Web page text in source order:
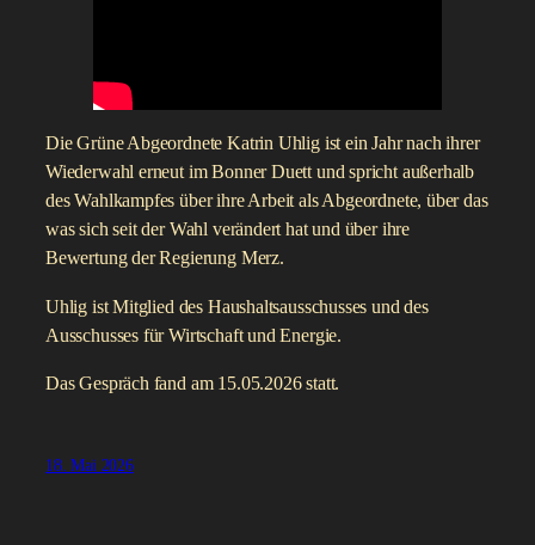
Die Grüne Abgeordnete Katrin Uhlig ist ein Jahr nach ihrer
Wiederwahl erneut im Bonner Duett und spricht außerhalb
des Wahlkampfes über ihre Arbeit als Abgeordnete, über das
was sich seit der Wahl verändert hat und über ihre
Bewertung der Regierung Merz.
Uhlig ist Mitglied des Haushaltsausschusses und des
Ausschusses für Wirtschaft und Energie.
Das Gespräch fand am 15.05.2026 statt.
18. Mai 2026